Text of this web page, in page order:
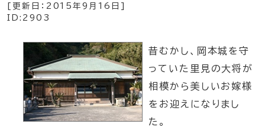
[更新日： 2015年9月16日
ID:2903
昔むかし、岡本城を守
っていた里見の大将が
相模から美しいお嫁様
をお迎えになりまし
た。